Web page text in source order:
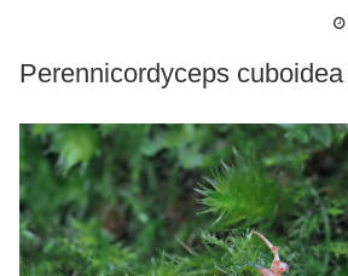
Perennicordyceps cuboidea